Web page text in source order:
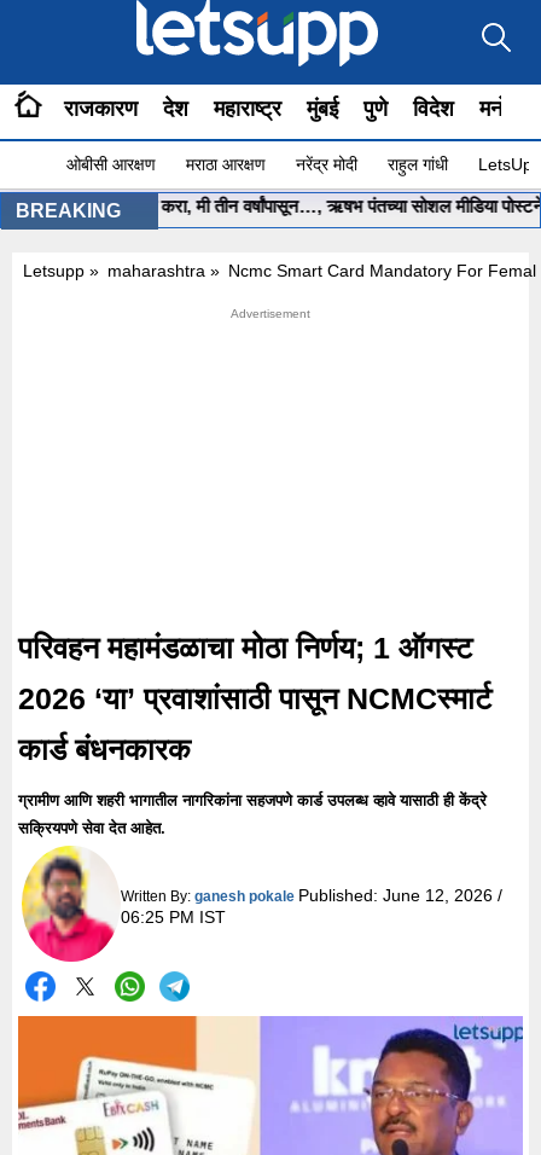
राजकारण देश महाराष्ट्र मुंबई पुणे विदेश
ओबीसी आरक्षण मराठा आरक्षण नरेंद्र मोदी राहुल गांधी
BREAKING
साहेब.. मला मदत करा, मी तीन वर्षांपासून…, ऋषभ पंतच्या सोशल मीडिया पोस्टने
Letsupp » maharashtra » Ncmc Smart Card Mandatory For
परिवहन महामंडळाचा मोठा निर्णय; 1 ऑगस्ट
2026 ‘या’ प्रवाशांसाठी पासून NCMCस्मार्ट
कार्ड बंधनकारक
ग्रामीण आणि शहरी भागातील नागरिकांना सहजपणे कार्ड उपलब्ध व्हावे यासाठी ही केंद्रे
सक्रियपणे सेवा देत आहेत.
Written By: ganesh pokale Published: June 12, 2026 /
06:25 PM IST